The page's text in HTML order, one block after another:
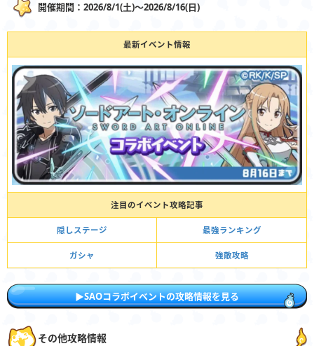
開催期間：2026/8/1(土)〜2026/8/16(日)
最新イベント情報
注目のイベント攻略記事
隠しステージ 最強ランキング
ガシャ 強敵攻略
▶︎SAOコラボイベントの攻略情報を見る
その他攻略情報